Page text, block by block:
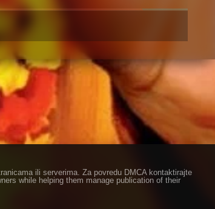
ili serverima. Za povredu DMCA kontaktirajte
while helping them manage publication of their